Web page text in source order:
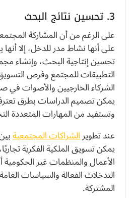
3. تحسين نتائج البحث
على الرغم من أن المشاركة
على أنها نشاط مدر للدخل، إلا
تحسين إنتاجية البحث، وإنشاء
التطبيقات للمجتمع وفرص
الشركاء الخارجيين والأصوات في
يمكن تصميم الدراسات بطرق
وتستفيد من المهارات المتعددة
عند تطويرالشراكات المجتمعية
يمكن تسويق الملكية الفكرية
الأعمال والمنظمات غير
التدخلات الفعالة والسياسات
المشتركة.